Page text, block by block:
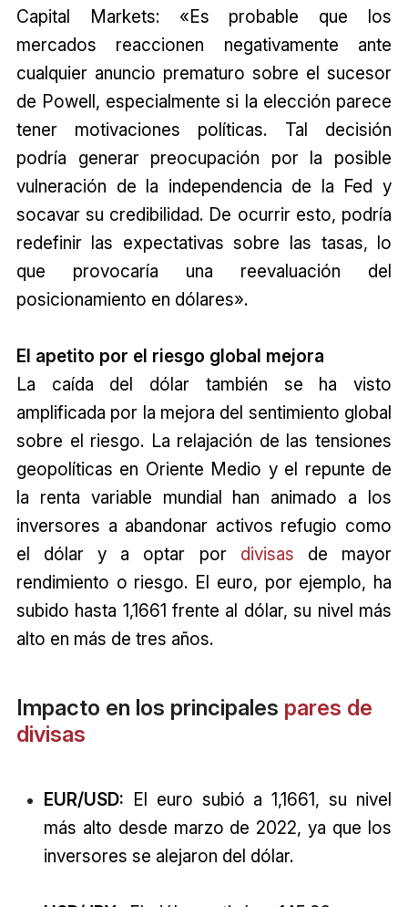
Capital Markets: «Es probable que los
mercados reaccionen negativamente ante
cualquier anuncio prematuro sobre el sucesor
de Powell, especialmente si la elección parece
tener motivaciones políticas. Tal decisión
podría generar preocupación por la posible
vulneración de la independencia de la Fed y
socavar su credibilidad. De ocurrir esto, podría
redefinir las expectativas sobre las tasas, lo
que provocaría una reevaluación del
posicionamiento en dólares».
El apetito por el riesgo global mejora
La caída del dólar también se ha visto
amplificada por la mejora del sentimiento global
sobre el riesgo. La relajación de las tensiones
geopolíticas en Oriente Medio y el repunte de
la renta variable mundial han animado a los
inversores a abandonar activos refugio como
el dólar y a optar por divisas de mayor
rendimiento o riesgo. El euro, por ejemplo, ha
subido hasta 1,1661 frente al dólar, su nivel más
alto en más de tres años.
Impacto en los principales pares de
divisas
EUR/USD: El euro subió a 1,1661, su nivel
más alto desde marzo de 2022, ya que los
inversores se alejaron del dólar.